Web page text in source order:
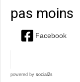
pas moins
Facebook
powered by social2s